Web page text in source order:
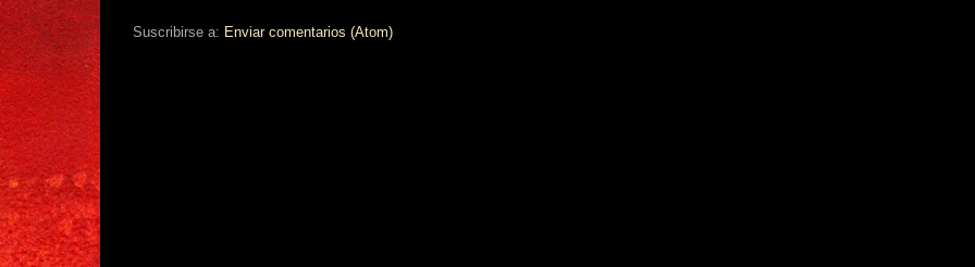
Suscribirse a: Enviar comentarios (Atom)